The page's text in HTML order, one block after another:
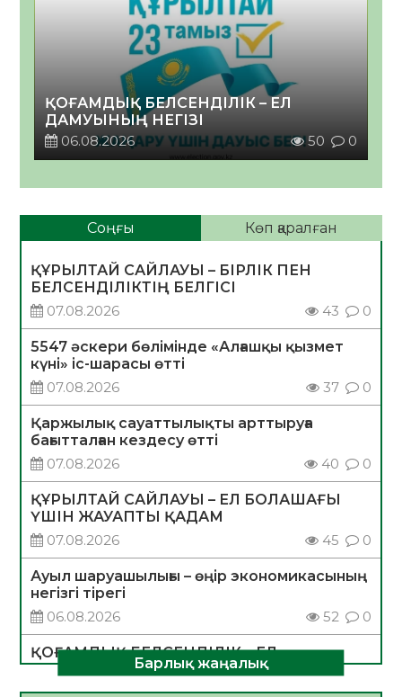
ҚОҒАМДЫҚ БЕЛСЕНДІЛІК – ЕЛ
ДАМУЫНЫҢ НЕГІЗІ
06.08.2026
50 0
Соңғы Көп қаралған
ҚҰРЫЛТАЙ САЙЛАУЫ – БІРЛІК ПЕН
БЕЛСЕНДІЛІКТІҢ БЕЛГІСІ
07.08.2026
43 0
5547 әскери бөлімінде «Алғашқы қызмет
күні» іс-шарасы өтті
07.08.2026
37 0
Қаржылық сауаттылықты арттыруға
бағытталған кездесу өтті
07.08.2026
40 0
ҚҰРЫЛТАЙ САЙЛАУЫ – ЕЛ БОЛАШАҒЫ
ҮШІН ЖАУАПТЫ ҚАДАМ
07.08.2026
45 0
Ауыл шаруашылығы – өңір экономикасының
негізгі тірегі
06.08.2026
52 0
ҚОҒАМДЫҚ БЕЛСЕНДІЛІК – ЕЛ
ДАМУЫНЫҢ НЕГІЗІ
06.08.2026
50 0
Барлық жаңалық